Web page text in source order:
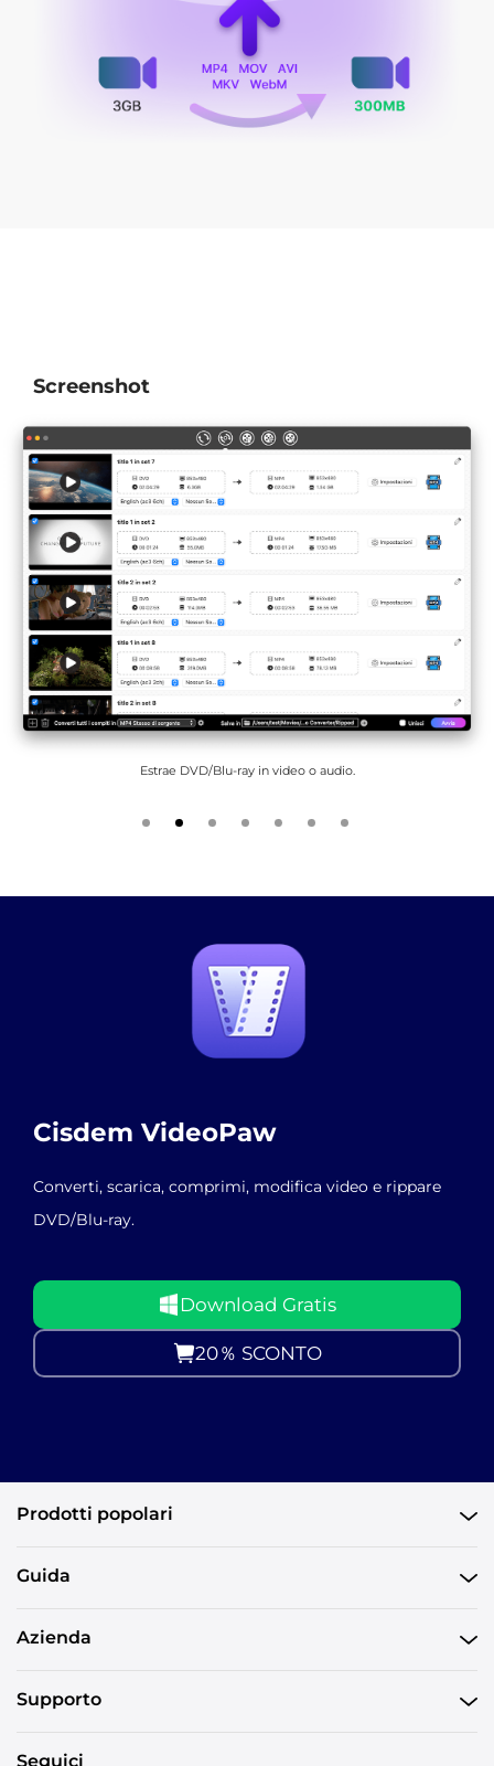
Screenshot
Cisdem VideoPaw
Converti, scarica, comprimi, modifica video e rippare
DVD/Blu-ray.
Download Gratis
20％ SCONTO
Prodotti popolari
Guida
Azienda
Supporto
Seguici